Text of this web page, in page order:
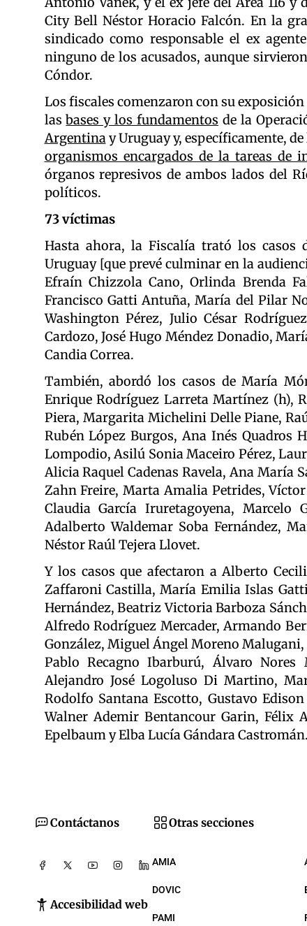
City Bell Néstor Horacio Falcón. En la
sindicado como responsable el ex
ninguno de los acusados, aunque
Cóndor.
Los fiscales comenzaron con su
lasbases y los fundamentos de la
Argentinay Uruguay y, específicamente,
organismos encargados de la tareas de
órganos represivos de ambos lados del
políticos.
73 víctimas
Hasta ahora, la Fiscalía trató los
Uruguay [que prevé culminar en la
Efraín Chizzola Cano, Orlinda Brenda
Francisco Gatti Antuña, María del Pilar
Washington Pérez, Julio César
Cardozo, José Hugo Méndez Donadio,
Candia Correa.
También, abordó los casos de María
Enrique Rodríguez Larreta Martínez (h),
Piera, Margarita Michelini Delle Piane,
Rubén López Burgos, Ana Inés Quadros
Lompodio, Asilú Sonia Maceiro Pérez,
Alicia Raquel Cadenas Ravela, Ana María
Zahn Freire, Marta Amalia Petrides,
Claudia García Iruretagoyena, Marcelo
Adalberto Waldemar Soba Fernández,
Néstor Raúl Tejera Llovet.
Y los casos que afectaron a Alberto
Zaffaroni Castilla, María Emilia Islas
Hernández, Beatriz Victoria Barboza
Alfredo Rodríguez Mercader, Armando
González, Miguel Ángel Moreno
Pablo Recagno Ibarburú, Álvaro
Alejandro José Logoluso Di Martino,
Rodolfo Santana Escotto, Gustavo
Walner Ademir Bentancour Garin, Félix
Epelbaum y Elba Lucía Gándara Castromán.
Contáctanos
Accesibilidad web
Otras secciones
AMIA
DOVIC
PAMI